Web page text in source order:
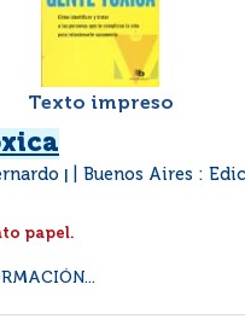
Texto impreso
Buenos Aires :
papel.